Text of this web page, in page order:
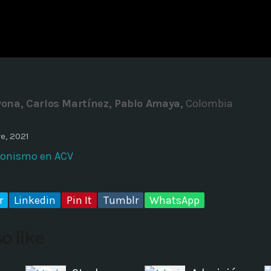
Time
Carlos Martínez, Pablo Amaya, Colombia
2021
en ACV
Linkedin Pin It Tumblr WhatsApp